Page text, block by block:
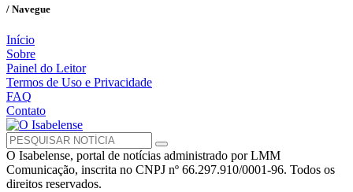
/ Navegue
Início
Sobre
Painel do Leitor
Termos de Uso e Privacidade
FAQ
Contato
O Isabelense, portal de notícias administrado por LMM
Comunicação, inscrita no CNPJ nº 66.297.910/0001-96. Todos os
direitos reservados.